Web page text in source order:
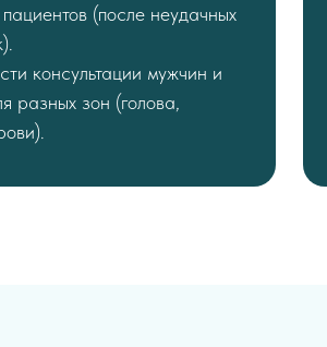
(после неудачных
консультации мужчин и
разных зон (голова,